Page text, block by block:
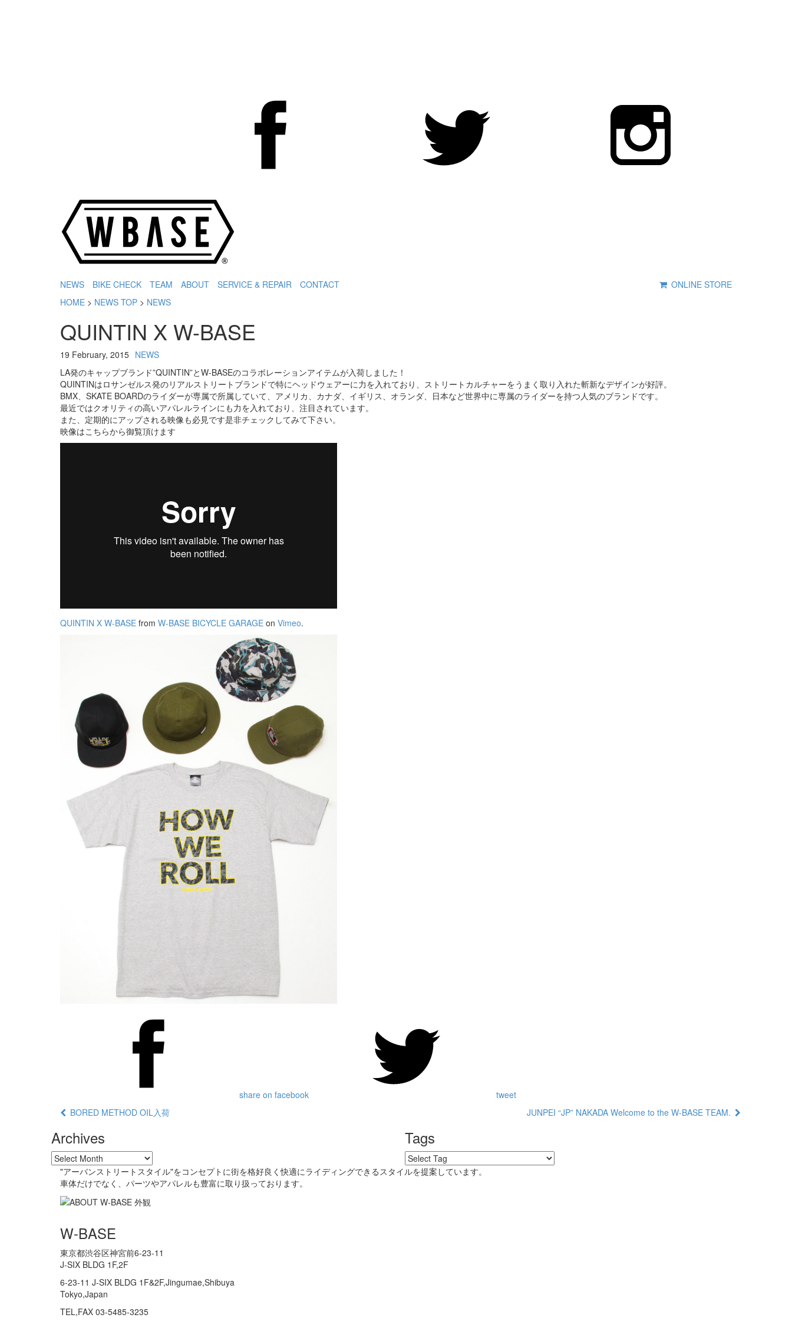
NEWS BIKE CHECK TEAM ABOUT SERVICE & REPAIR CONTACT
ONLINE STORE
HOME > NEWS TOP > NEWS
QUINTIN X W-BASE
19 February, 2015 NEWS
LA発のキャップブランド”QUINTIN”とW-BASEのコラボレーションアイテムが入荷しました！
QUINTINはロサンゼルス発のリアルストリートブランドで特にヘッドウェアーに力を入れており、ストリートカルチャーをうまく取り入れた斬新なデザインが好評。
BMX、SKATE BOARDのライダーが専属で所属していて、アメリカ、カナダ、イギリス、オランダ、日本など世界中に専属のライダーを持つ人気のブランドです。
最近ではクオリティの高いアパレルラインにも力を入れており、注目されています。
また、定期的にアップされる映像も必見です是非チェックしてみて下さい。
映像はこちらから御覧頂けます
QUINTIN X W-BASE from W-BASE BICYCLE GARAGE on Vimeo.
share on facebook
tweet
BORED METHOD OIL入荷
JUNPEI “JP” NAKADA Welcome to the W-BASE TEAM.
Archives Tags
"アーバンストリートスタイル"をコンセプトに街を格好良く快適にライディングできるスタイルを提案しています。
車体だけでなく、パーツやアパレルも豊富に取り扱っております。
W-BASE
東京都渋谷区神宮前6-23-11
J-SIX BLDG 1F,2F
6-23-11 J-SIX BLDG 1F&2F,Jingumae,Shibuya
Tokyo,Japan
TEL,FAX 03-5485-3235